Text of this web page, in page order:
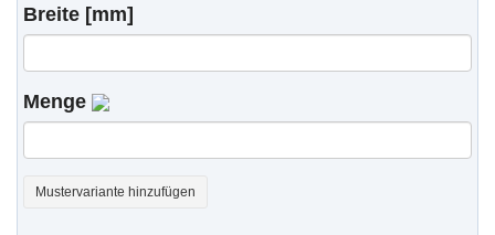
Breite [mm]
Menge
Mustervariante hinzufügen